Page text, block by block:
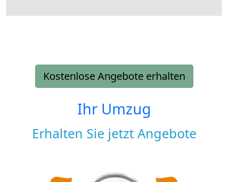
Kostenlose Angebote erhalten
Ihr Umzug
Erhalten Sie jetzt Angebote